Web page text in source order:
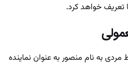
تعریف خواهد کرد.
به نام منصور به عنوان نماینده